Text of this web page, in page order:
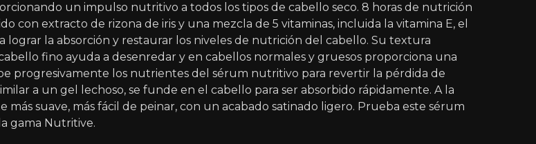
un impulso nutritivo a todos los tipos de cabello seco. 8 horas de nutrición
extracto de rizona de iris y una mezcla de 5 vitaminas, incluida la vitamina E, el
la absorción y restaurar los niveles de nutrición del cabello. Su textura
fino ayuda a desenredar y en cabellos normales y gruesos proporciona una
progresivamente los nutrientes del sérum nutritivo para revertir la pérdida de
a un gel lechoso, se funde en el cabello para ser absorbido rápidamente. A la
suave, más fácil de peinar, con un acabado satinado ligero. Prueba este sérum
gama Nutritive.